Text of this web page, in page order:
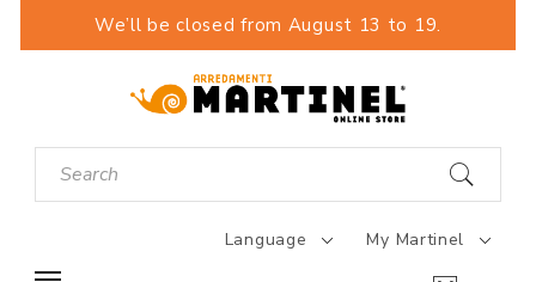
We’ll be closed from August 13 to 19.
Language My Martinel